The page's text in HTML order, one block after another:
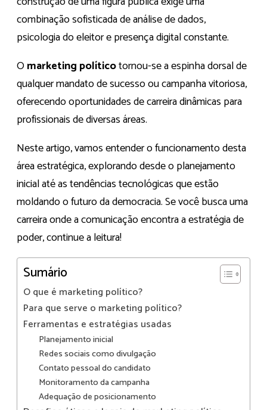
combinação sofisticada de análise de dados,
psicologia do eleitor e presença digital constante.
O marketing políticotornou-se a espinha dorsal de
qualquer mandato de sucesso ou campanha vitoriosa,
oferecendo oportunidades de carreira dinâmicas para
profissionais de diversas áreas.
Neste artigo, vamos entender o funcionamento desta
área estratégica, explorando desde o planejamento
inicial até as tendências tecnológicas que estão
moldando o futuro da democracia. Se você busca uma
carreira onde a comunicação encontra a estratégia de
poder, continue a leitura!
Sumário
O que é marketing político?
Para que serve o marketing político?
Ferramentas e estratégias usadas
Planejamento inicial
Redes sociais como divulgação
Contato pessoal do candidato
Monitoramento da campanha
Adequação de posicionamento